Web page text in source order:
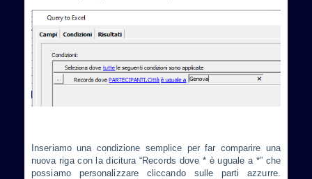
Inseriamo una condizione semplice per far comparire una
nuova riga con la dicitura “Records dove * è uguale a *” che
possiamo personalizzare cliccando sulle parti azzurre.